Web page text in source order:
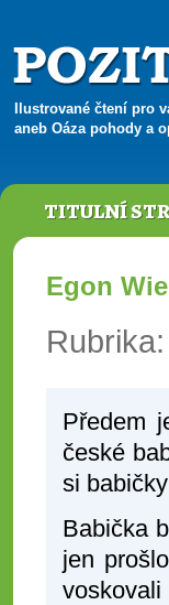
Ilustrované čtení pro
aneb Oáza pohody a
TITULNÍ
Egon
Rubrika:
Předem
české
si
Babička
jen